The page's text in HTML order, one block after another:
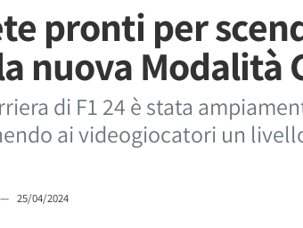
pronti per
nuova Modalità
di F1 24 è stata
ai videogiocatori un
— 25/04/2024